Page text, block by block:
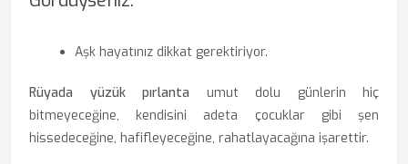
Aşk hayatınız dikkat gerektiriyor.
Rüyada yüzük pırlanta umut dolu günlerin hiç
bitmeyeceğine, kendisini adeta çocuklar gibi şen
hissedeceğine, hafifleyeceğine, rahatlayacağına işarettir.